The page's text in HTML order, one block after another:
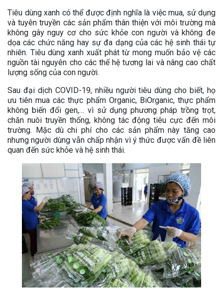
Tiêu dùng xanh có thể được định nghĩa là việc mua, sử dụng
và tuyên truyền các sản phẩm thân thiện với môi trường mà
không gây nguy cơ cho sức khỏe con người và không đe
dọa các chức năng hay sự đa dạng của các hệ sinh thái tự
nhiên. Tiêu dùng xanh xuất phát từ mong muốn bảo vệ các
nguồn tài nguyên cho các thế hệ tương lai và nâng cao chất
lượng sống của con người.
Sau đại dịch COVID-19, nhiều người tiêu dùng cho biết, họ
ưu tiên mua các thực phẩm Organic, BiOrganic, thực phẩm
không biến đổi gen,… vì sử dụng phương pháp trồng trọt,
chăn nuôi truyền thống, không tác động tiêu cực đến môi
trường. Mặc dù chi phí cho các sản phẩm này tăng cao
nhưng người dùng vẫn chấp nhận vì ý thức được vấn đề liên
quan đến sức khỏe và hệ sinh thái.